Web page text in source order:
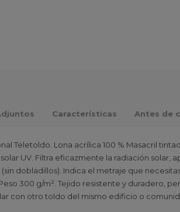
Características Antes de
Teletoldo. Lona acrílica 100 % Masacril
UV. Filtra eficazmente la radiación
dobladillos). Indica el metraje que
300 g/m². Tejido resistente y duradero,
con otro toldo del mismo edificio o